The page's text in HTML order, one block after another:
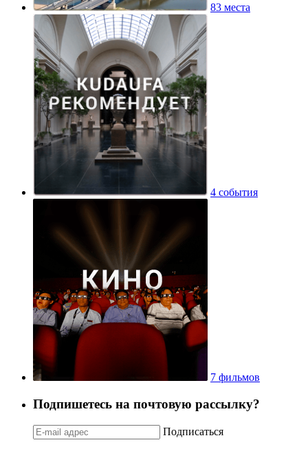
83 места
4 события
7 фильмов
Подпишетесь на почтовую рассылку?
Подписаться